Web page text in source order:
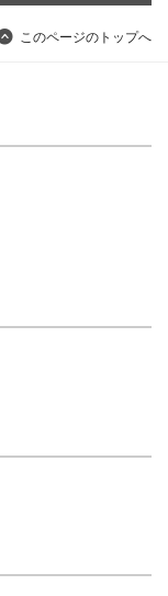
このページのトップへ